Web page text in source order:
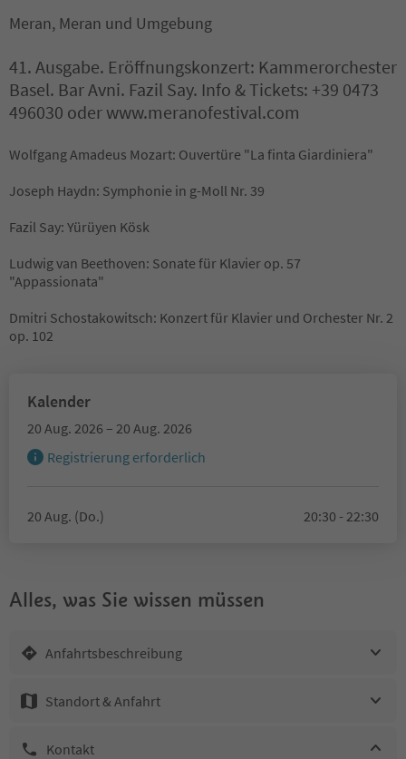
Meran, Meran und Umgebung
41. Ausgabe. Eröffnungskonzert: Kammerorchester
Basel. Bar Avni. Fazil Say. Info & Tickets: +39 0473
496030 oder www.meranofestival.com
Wolfgang Amadeus Mozart: Ouvertüre "La finta Giardiniera"
Joseph Haydn: Symphonie in g-Moll Nr. 39
Fazil Say: Yürüyen Kösk
Ludwig van Beethoven: Sonate für Klavier op. 57
"Appassionata"
Dmitri Schostakowitsch: Konzert für Klavier und Orchester Nr. 2
op. 102
Kalender
20 Aug. 2026 – 20 Aug. 2026
Registrierung erforderlich
20 Aug. (Do.) 20:30 - 22:30
Alles, was Sie wissen müssen
Anfahrtsbeschreibung
Standort & Anfahrt
Kontakt